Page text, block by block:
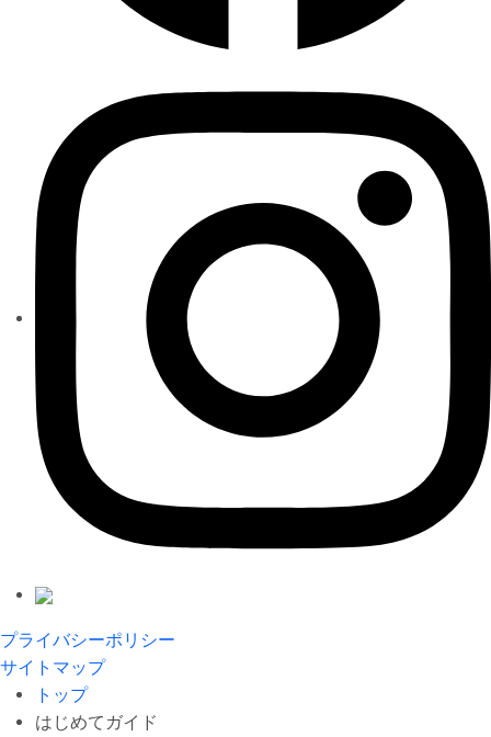
プライバシーポリシー
サイトマップ
トップ
はじめてガイド